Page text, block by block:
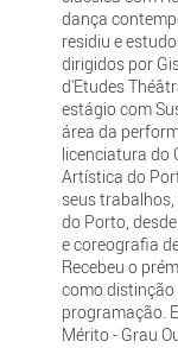
dança
residiu e
dirigidos por
d'Etudes
estágio com
área da
licenciatura do
Artística do
seus
do Porto,
e coreografia
Recebeu o
como distinção
programação.
Mérito - Grau